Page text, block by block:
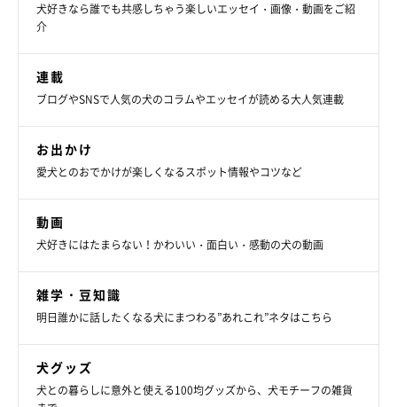
犬好きなら誰でも共感しちゃう楽しいエッセイ・画像・動画をご紹
介
連載
ブログやSNSで人気の犬のコラムやエッセイが読める大人気連載
お出かけ
愛犬とのおでかけが楽しくなるスポット情報やコツなど
動画
犬好きにはたまらない！かわいい・面白い・感動の犬の動画
雑学・豆知識
明日誰かに話したくなる犬にまつわる”あれこれ”ネタはこちら
犬グッズ
犬との暮らしに意外と使える100均グッズから、犬モチーフの雑貨